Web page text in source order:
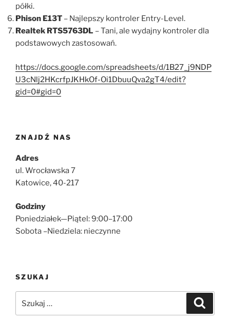
półki.
Phison E13T – Najlepszy kontroler Entry-Level.
Realtek RTS5763DL – Tani, ale wydajny kontroler dla
podstawowych zastosowań.
https://docs.google.com/spreadsheets/d/1B27_j9NDP
U3cNlj2HKcrfpJKHkOf-Oi1DbuuQva2gT4/edit?
gid=0#gid=0
ZNAJDŹ NAS
Adres
ul. Wrocławska 7
Katowice, 40-217
Godziny
Poniedziałek—Piątel: 9:00–17:00
Sobota –Niedziela: nieczynne
SZUKAJ